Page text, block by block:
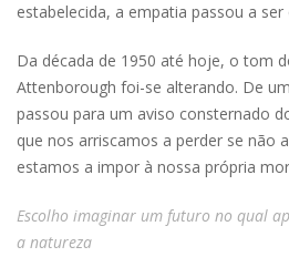
estabelecida, a empatia passou a
Da década de 1950 até hoje, o tom
Attenborough foi-se alterando. De
passou para um aviso consternado
que nos arriscamos a perder se não
estamos a impor à nossa própria
Escolho imaginar um futuro no qual
a natureza